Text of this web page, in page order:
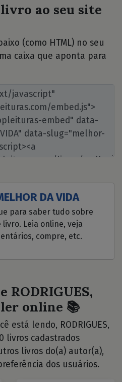
ao seu site
(como HTML) no seu
caixa que aponta para
DA VIDA
para saber tudo sobre
livro. Leia online, veja
compre, etc.
ler online 📚
está lendo, RODRIGUES,
livros cadastrados
livros do(a) autor(a),
dos usuários.